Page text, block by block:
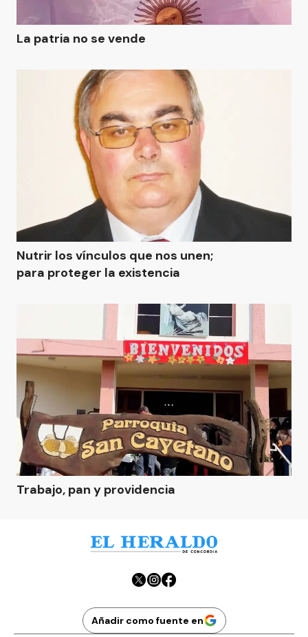
La patria no se vende
Nutrir los vínculos que nos unen;
para proteger la existencia
Trabajo, pan y providencia
Añadir como fuente en